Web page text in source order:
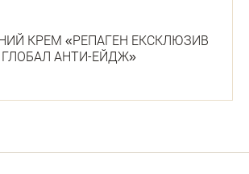
КРЕМ «РЕПАГЕН ЕКСКЛЮЗИВ
ГЛОБАЛ АНТИ-ЕЙДЖ»